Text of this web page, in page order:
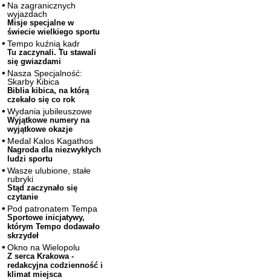
Na zagranicznych
wyjazdach
Misje specjalne w
świecie wielkiego sportu
Tempo kuźnią kadr
Tu zaczynali. Tu stawali
się gwiazdami
Nasza Specjalność:
Skarby Kibica
Biblia kibica, na którą
czekało się co rok
Wydania jubileuszowe
Wyjątkowe numery na
wyjątkowe okazje
Medal Kalos Kagathos
Nagroda dla niezwykłych
ludzi sportu
Wasze ulubione, stałe
rubryki
Stąd zaczynało się
czytanie
Pod patronatem Tempa
Sportowe inicjatywy,
którym Tempo dodawało
skrzydeł
Okno na Wielopolu
Z serca Krakowa -
redakcyjna codzienność i
klimat miejsca